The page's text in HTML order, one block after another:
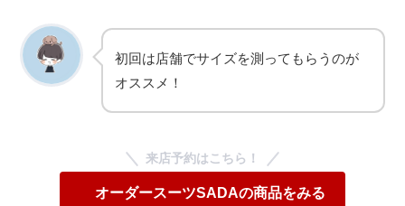
初回は店舗でサイズを測ってもらうのが
オススメ！
来店予約はこちら！
オーダースーツSADAの商品をみる